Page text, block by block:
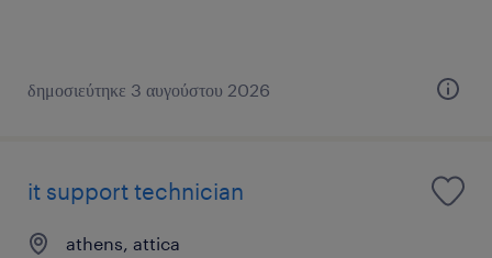
δημοσιεύτηκε 3 αυγούστου 2026
it support technician
athens, attica